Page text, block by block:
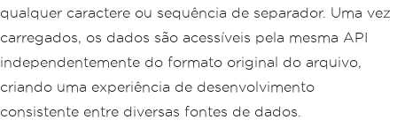
// Access data identically regardless
of original delimiter
WorkSheet sheet = europeanData .Default
WorkSheet ;
t["A1"].Value}");
qualquer caractere ou sequência de separador. Uma vez
carregados, os dados são acessíveis pela mesma API
independentemente do formato original do arquivo,
criando uma experiência de desenvolvimento
consistente entre diversas fontes de dados.